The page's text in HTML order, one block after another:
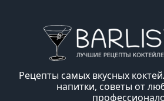
Рецепты самых вкусных
напитки, советы от